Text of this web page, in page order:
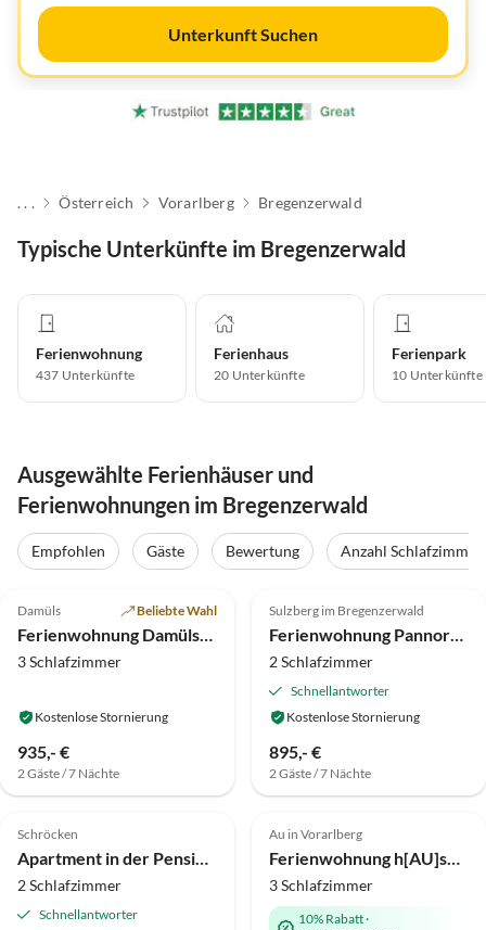
Unterkunft Suchen
. . . Österreich Vorarlberg Bregenzerwald
Typische Unterkünfte im Bregenzerwald
Ferienwohnung
437 Unterkünfte
Ferienhaus
20 Unterkünfte
Ferienpark
10 Unterkünfte
Ausgewählte Ferienhäuser und
Ferienwohnungen im Bregenzerwald
Empfohlen Gäste Bewertung Anzahl Schlafzimmer
Top-Inserat
Damüls Beliebte Wahl
Ferienwohnung Damülser- Horn
3 Schlafzimmer
Kostenlose Stornierung
935,- €
2 Gäste / 7 Nächte
Top-Inserat
Sulzberg im Bregenzerwald
Ferienwohnung Pannorama
2 Schlafzimmer
Schnellantworter
Kostenlose Stornierung
895,- €
2 Gäste / 7 Nächte
Top-Inserat
4.9 (2)
Schröcken
Apartment in der Pension Haus Annette
2 Schlafzimmer
Schnellantworter
Top-Inserat
5.0 (1)
Au in Vorarlberg
Ferienwohnung h[AU]sblick
3 Schlafzimmer
10% Rabatt·